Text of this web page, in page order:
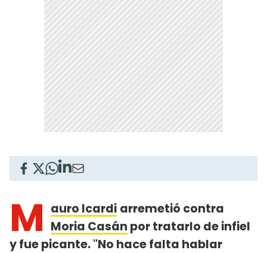
M auro Icardi arremetió contra
Moria Casán por tratarlo de infiel
y fue picante. "No hace falta hablar